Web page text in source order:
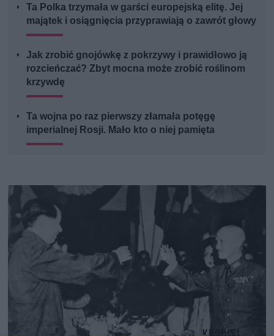
Ta Polka trzymała w garści europejską elitę. Jej
majątek i osiągnięcia przyprawiają o zawrót głowy
Jak zrobić gnojówkę z pokrzywy i prawidłowo ją
rozcieńczać? Zbyt mocna może zrobić roślinom
krzywdę
Ta wojna po raz pierwszy złamała potęgę
imperialnej Rosji. Mało kto o niej pamięta